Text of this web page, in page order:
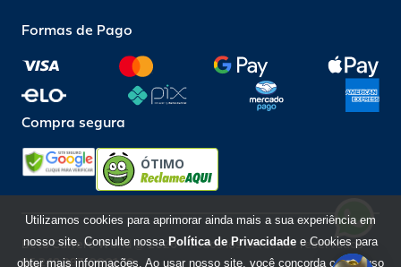
Formas de Pago
Compra segura
ÓTIMO
Beto Carrero World @ 2026 / Todos los derechos reservados
85.248.987/0001-10
Utilizamos cookies para aprimorar ainda mais a sua experiência em
nosso site. Consulte nossa Política de Privacidade e Cookies para
obter mais informações. Ao usar nosso site, você concorda com o uso